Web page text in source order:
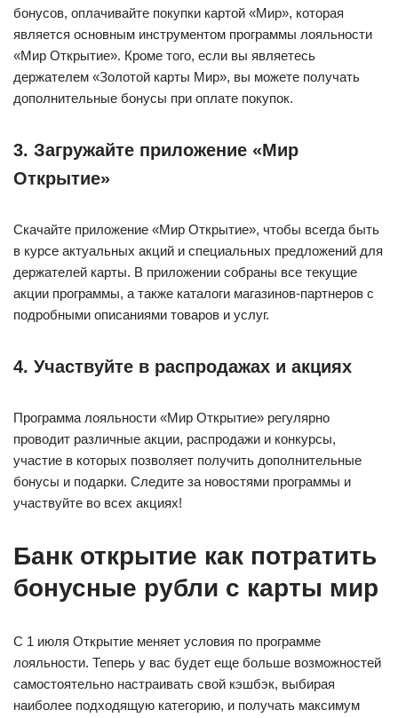
бонусов, оплачивайте покупки картой «Мир», которая
является основным инструментом программы лояльности
«Мир Открытие». Кроме того, если вы являетесь
держателем «Золотой карты Мир», вы можете получать
дополнительные бонусы при оплате покупок.
3. Загружайте приложение «Мир
Открытие»
Скачайте приложение «Мир Открытие», чтобы всегда быть
в курсе актуальных акций и специальных предложений для
держателей карты. В приложении собраны все текущие
акции программы, а также каталоги магазинов-партнеров с
подробными описаниями товаров и услуг.
4. Участвуйте в распродажах и акциях
Программа лояльности «Мир Открытие» регулярно
проводит различные акции, распродажи и конкурсы,
участие в которых позволяет получить дополнительные
бонусы и подарки. Следите за новостями программы и
участвуйте во всех акциях!
Банк открытие как потратить
бонусные рубли с карты мир
С 1 июля Открытие меняет условия по программе
лояльности. Теперь у вас будет еще больше возможностей
самостоятельно настраивать свой кэшбэк, выбирая
наиболее подходящую категорию, и получать максимум